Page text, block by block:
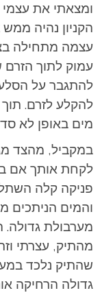
ומצאתי את
הקניון נהיה
עצמה מתחילה
עמוק לתוך
להתגבר על
להקלע לזרם.
מים באופן לא
במקביל, מהצד
לקחת אותך אם
פניקה קלה
והמים הניתכים
מערבולת גדולה.
מהתיק, עצרתי
שהתיק נלכד
גדולה הרחיקה